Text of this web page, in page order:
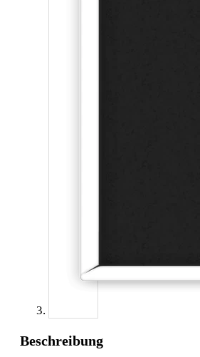
Beschreibung